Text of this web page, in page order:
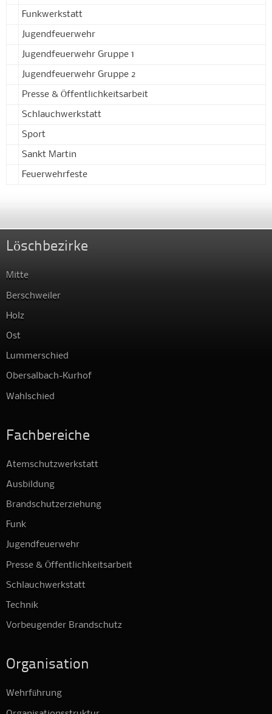
Funkwerkstatt
Jugendfeuerwehr
Jugendfeuerwehr Gruppe 1
Jugendfeuerwehr Gruppe 2
Presse & Öffentlichkeitsarbeit
Schlauchwerkstatt
Sport
Sankt Martin
Feuerwehrfeste
Löschbezirke
Mitte
Berschweiler
Holz
Ost
Lummerschied
Obersalbach-Kurhof
Wahlschied
Fachbereiche
Atemschutzwerkstatt
Ausbildung
Brandschutzerziehung
Funk
Jugendfeuerwehr
Presse & Öffentlichkeitsarbeit
Schlauchwerkstatt
Technik
Vorbeugender Brandschutz
Organisation
Wehrführung